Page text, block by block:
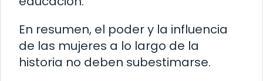
En resumen, el poder y la influencia
de las mujeres a lo largo de la
historia no deben subestimarse.